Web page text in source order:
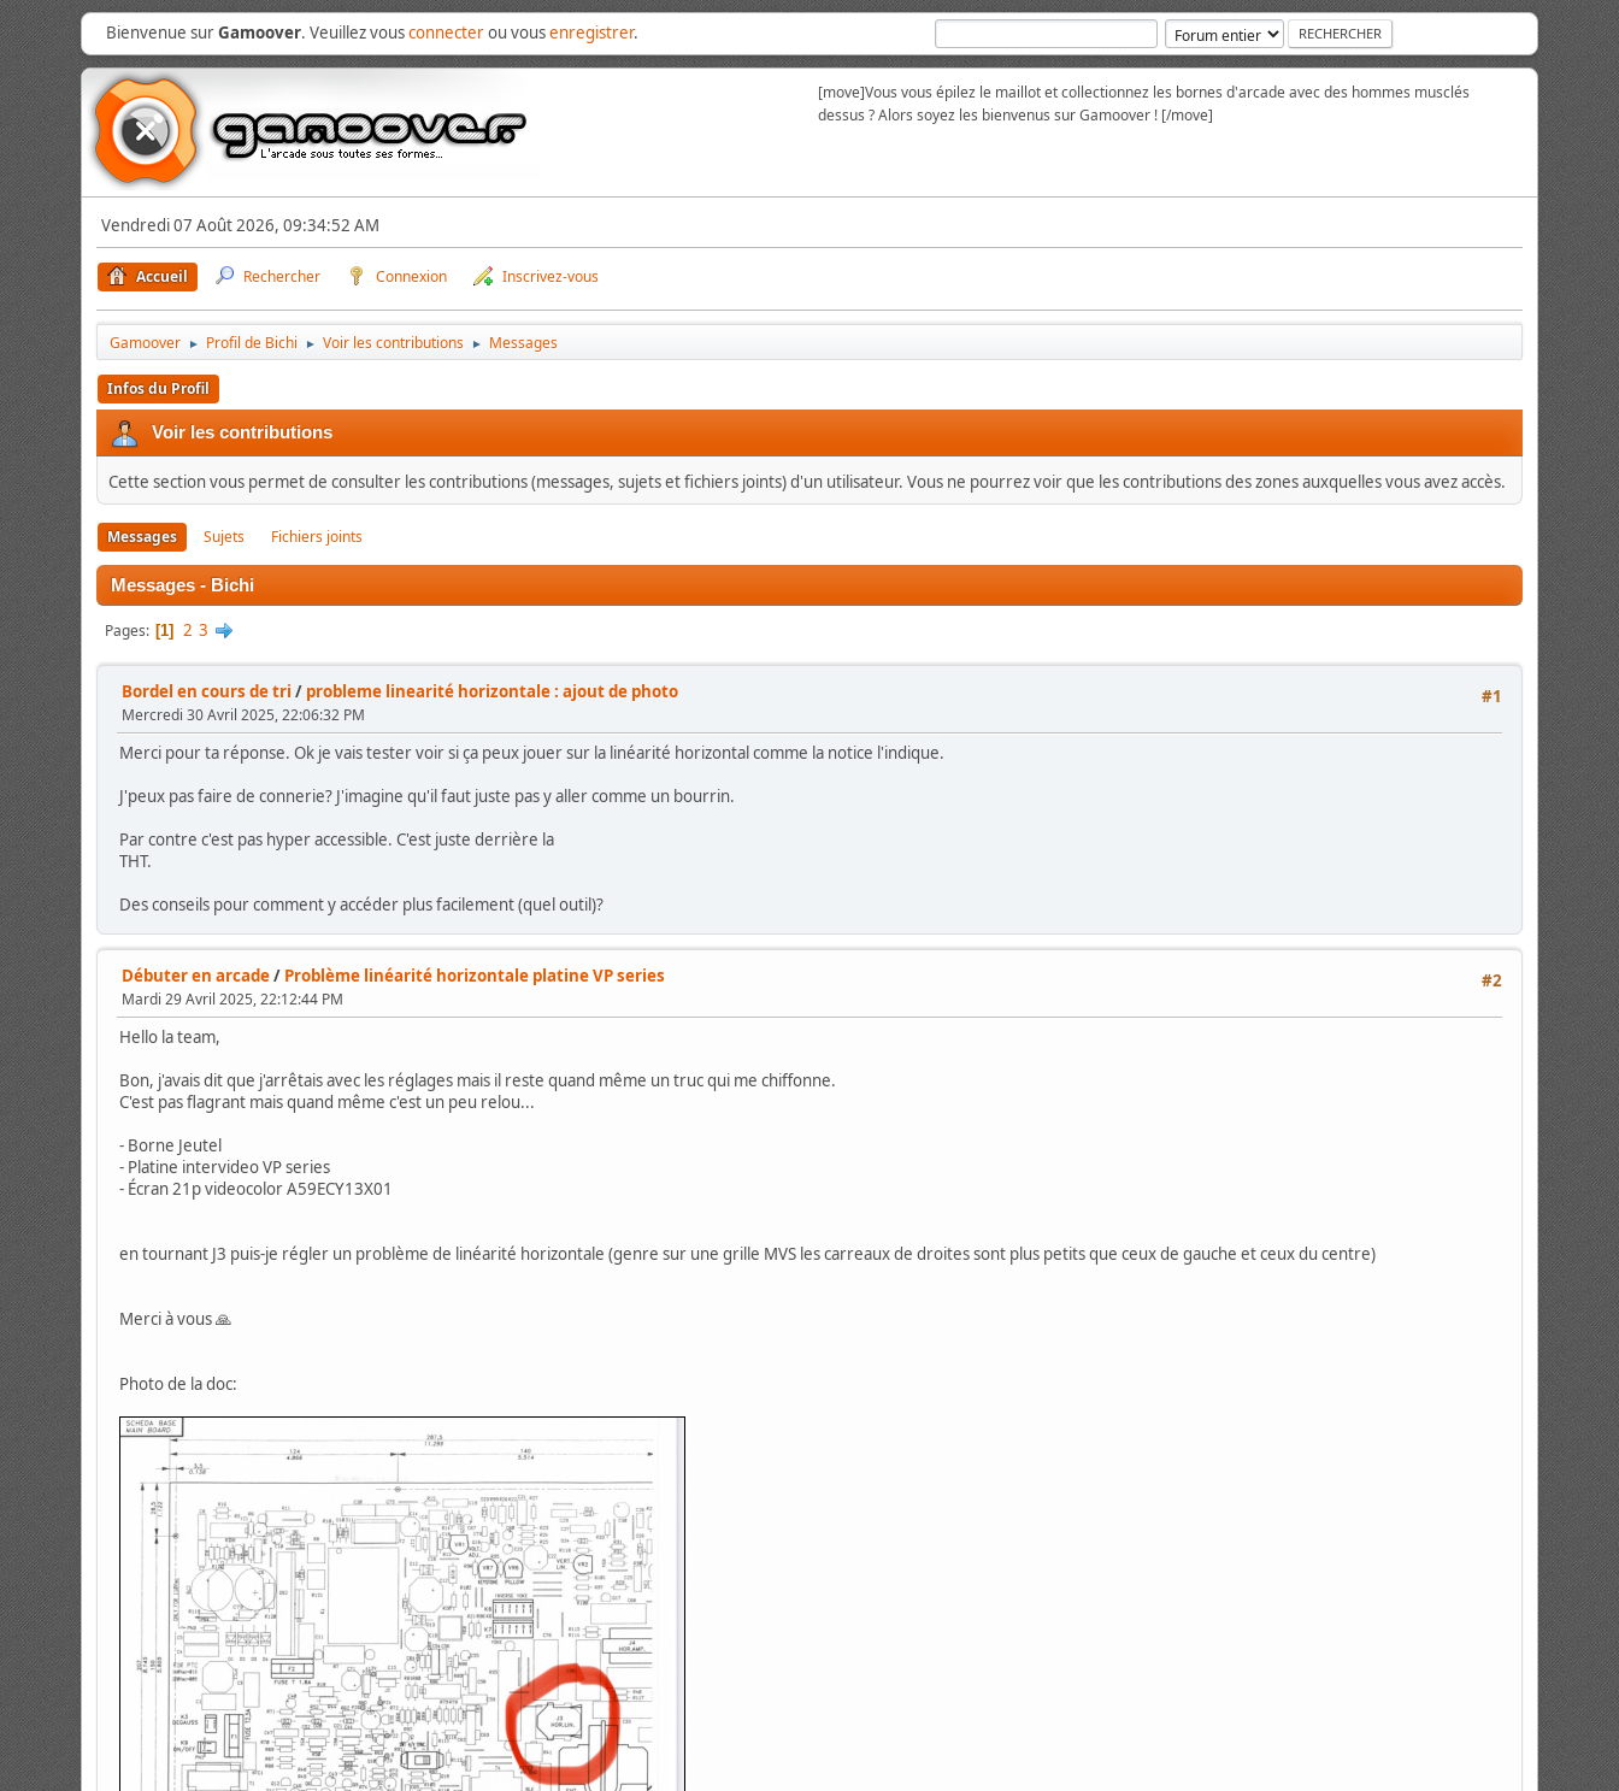
Bienvenue surGamoover. Veuillez vousconnecterou vousenregistrer.
[move]Vous vous épilez le maillot et collectionnez les bornes d'arcade avec des hommes musclés
dessus ? Alors soyez les bienvenus sur Gamoover ! [/move]
Vendredi 07 Août 2026, 09:34:52 AM
Accueil Rechercher Connexion Inscrivez-vous
Gamoover ► Profil de Bichi ► Voir les contributions ► Messages
Infos du Profil
Voir les contributions
Cette section vous permet de consulter les contributions (messages, sujets et fichiers joints) d'un utilisateur. Vous ne pourrez voir que les contributions des zones auxquelles vous avez accès.
Messages Sujets Fichiers joints
Messages - Bichi
Pages 1 2 3
#1
Bordel en cours de tri / probleme linearité horizontale : ajout de photo
Mercredi 30 Avril 2025, 22:06:32 PM
Merci pour ta réponse. Ok je vais tester voir si ça peux jouer sur la linéarité horizontal comme la notice l'indique.
J'peux pas faire de connerie? J'imagine qu'il faut juste pas y aller comme un bourrin.
Par contre c'est pas hyper accessible. C'est juste derrière la
THT.
Des conseils pour comment y accéder plus facilement (quel outil)?
#2
Débuter en arcade/ Problème linéarité horizontale platine VP series
Mardi 29 Avril 2025, 22:12:44 PM
Hello la team,
Bon, j'avais dit que j'arrêtais avec les réglages mais il reste quand même un truc qui me chiffonne.
C'est pas flagrant mais quand même c'est un peu relou...
- Borne Jeutel
- Platine intervideo VP series
- Écran 21p videocolor A59ECY13X01
en tournant J3 puis-je régler un problème de linéarité horizontale (genre sur une grille MVS les carreaux de droites sont plus petits que ceux de gauche et ceux du centre)
Merci à vous 🙏
Photo de la doc: